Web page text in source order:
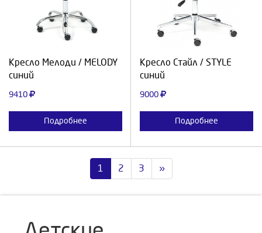
Кресло Мелоди / MELODY
синий
9410
Подробнее
Кресло Стайл / STYLE
синий
9000
Подробнее
Продолжить
1 2 3 »